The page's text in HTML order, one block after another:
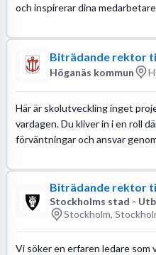
och inspirerar dina
Biträdande rektor
Höganäs kommun
Här är skolutveckling inget
vardagen. Du kliver in i en roll
förväntningar och ansvar
Biträdande rektor
Stockholms stad -
Stockholm,
Vi söker en erfaren ledare som